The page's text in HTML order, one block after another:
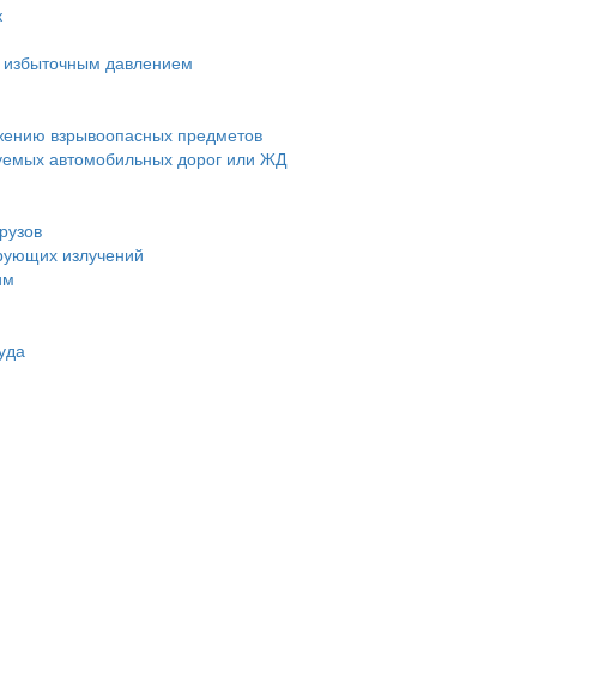
давлением
взрывоопасных предметов
автомобильных дорог или ЖД
излучений